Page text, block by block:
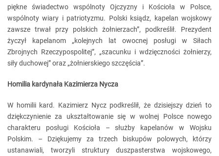
piękne świadectwo wspólnoty Ojczyzny i Kościoła w Polsce,
wspólnoty wiary i patriotyzmu. Polski ksiądz, kapelan wojskowy
zawsze trwał przy polskich żołnierzach”, podkreślił. Prezydent
życzył kapelanom „kolejnych lat owocnej posługi w Siłach
Zbrojnych Rzeczypospolitej”, „szacunku i wdzięczności żołnierzy,
siły duchowej” oraz „żołnierskiego szczęścia”.
Homilia kardynała Kazimierza Nycza
W homilii kard. Kazimierz Nycz podkreślił, że dzisiejszy dzień to
dziękczynienie za ukształtowanie się w wolnej Polsce nowego
charakteru posługi Kościoła – służby kapelanów w Wojsku
Polskim. – Dziękujemy za trzech biskupów polowych, którzy
ustanawiali, tworzyli struktury duszpasterstwa wojskowego,